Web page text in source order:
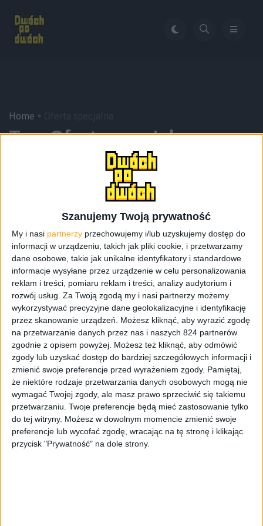
Szanujemy Twoją prywatność
My i nasi partnerzy przechowujemy i/lub uzyskujemy dostęp do
informacji w urządzeniu, takich jak pliki cookie, i przetwarzamy
dane osobowe, takie jak unikalne identyfikatory i standardowe
informacje wysyłane przez urządzenie w celu personalizowania
reklam i treści, pomiaru reklam i treści, analizy audytorium i
rozwój usług. Za Twoją zgodą my i nasi partnerzy możemy
wykorzystywać precyzyjne dane geolokalizacyjne i identyfikację
przez skanowanie urządzeń. Możesz kliknąć, aby wyrazić zgodę
na przetwarzanie danych przez nas i naszych 824 partnerów
zgodnie z opisem powyżej. Możesz też kliknąć, aby odmówić
zgody lub uzyskać dostęp do bardziej szczegółowych informacji i
zmienić swoje preferencje przed wyrażeniem zgody. Pamiętaj,
że niektóre rodzaje przetwarzania danych osobowych mogą nie
wymagać Twojej zgody, ale masz prawo sprzeciwić się takiemu
przetwarzaniu. Twoje preferencje będą mieć zastosowanie tylko
do tej witryny. Możesz w dowolnym momencie zmienić swoje
preferencje lub wycofać zgodę, wracając na tę stronę i klikając
przycisk "Prywatność" na dole strony.
Home
Tag:Oferta specjalna
Tablety
Samsung Galaxy Tab 2 7.0 z oryginalnym
etui za 799 złotych